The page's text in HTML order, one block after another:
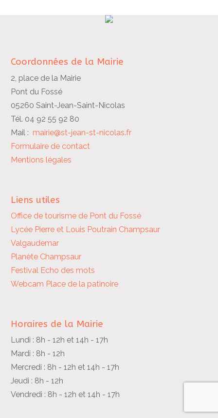
Coordonnées de la Mairie
2, place de la Mairie
Pont du Fossé
05260 Saint-Jean-Saint-Nicolas
Tél. 04 92 55 92 80
Mail :mairie@st-jean-st-nicolas.fr
Formulaire de contact
Mentions légales
Liens utiles
Office de tourisme de Pont du Fossé
Lycée Pierre et Louis Poutrain Champsaur
Valgaudemar
Planète Champsaur
Festival Echo des mots
Webcam Place de la patinoire
Horaires de la Mairie
Lundi : 8h - 12h et 14h - 17h
Mardi : 8h - 12h
Mercredi : 8h - 12h et 14h - 17h
Jeudi : 8h - 12h
Vendredi : 8h - 12h et 14h - 17h